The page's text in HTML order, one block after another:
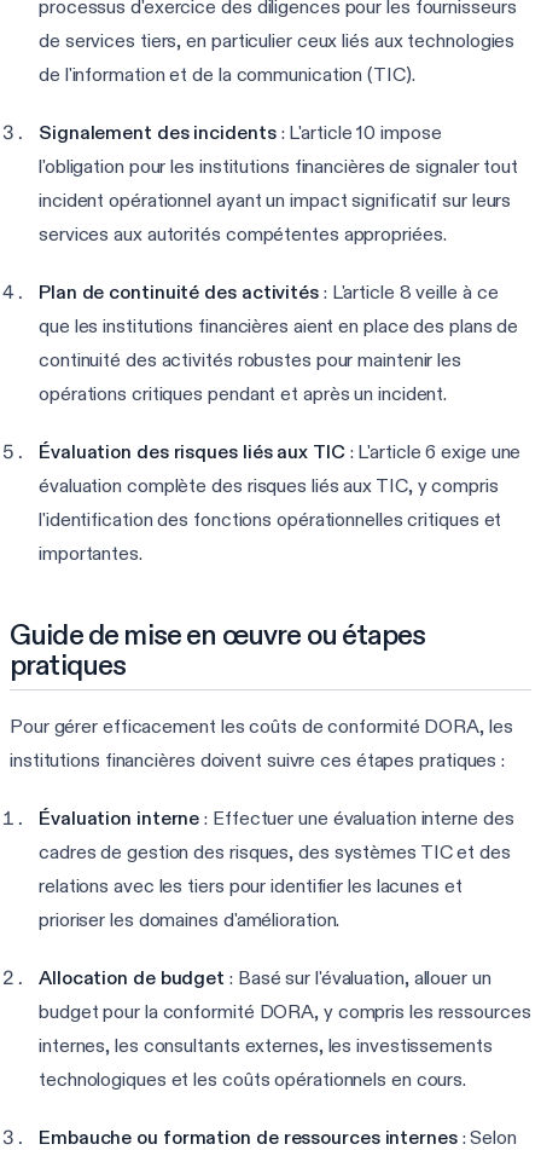
processus d'exercice des diligences pour les fournisseurs
de services tiers, en particulier ceux liés aux technologies
de l'information et de la communication (TIC).
Signalement des incidents: L'article 10 impose
l'obligation pour les institutions financières de signaler tout
incident opérationnel ayant un impact significatif sur leurs
services aux autorités compétentes appropriées.
Plan de continuité des activités: L'article 8 veille à ce
que les institutions financières aient en place des plans de
continuité des activités robustes pour maintenir les
opérations critiques pendant et après un incident.
Évaluation des risques liés aux TIC: L'article 6 exige une
évaluation complète des risques liés aux TIC, y compris
l'identification des fonctions opérationnelles critiques et
importantes.
Guide de mise en œuvre ou étapes
pratiques
Pour gérer efficacement les coûts de conformité DORA, les
institutions financières doivent suivre ces étapes pratiques :
Évaluation interne : Effectuer une évaluation interne des
cadres de gestion des risques, des systèmes TIC et des
relations avec les tiers pour identifier les lacunes et
prioriser les domaines d'amélioration.
Allocation de budget : Basé sur l'évaluation, allouer un
budget pour la conformité DORA, y compris les ressources
internes, les consultants externes, les investissements
technologiques et les coûts opérationnels en cours.
Embauche ou formation de ressources internes: Selon